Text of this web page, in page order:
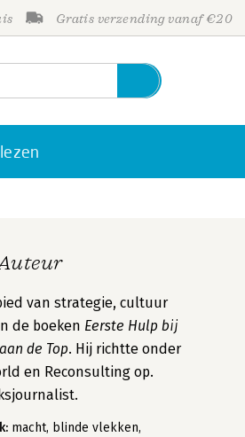
Gratis verzending vanaf €20
van strategie, cultuur
de boeken Eerste Hulp bij
de Top. Hij richtte onder
en Reconsulting op.
macht, blinde vlekken,
Personen